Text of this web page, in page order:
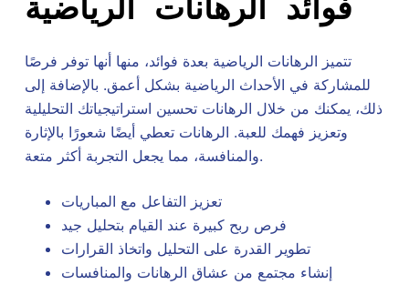
تتميز الرهانات الرياضية بعدة فوائد، منها أنها توفر فرصًا
للمشاركة في الأحداث الرياضية بشكل أعمق. بالإضافة إلى
ذلك، يمكنك من خلال الرهانات تحسين استراتيجياتك التحليلية
وتعزيز فهمك للعبة. الرهانات تعطي أيضًا شعورًا بالإثارة
والمنافسة، مما يجعل التجربة أكثر متعة.
تعزيز التفاعل مع المباريات
فرص ربح كبيرة عند القيام بتحليل جيد
تطوير القدرة على التحليل واتخاذ القرارات
إنشاء مجتمع من عشاق الرهانات والمنافسات